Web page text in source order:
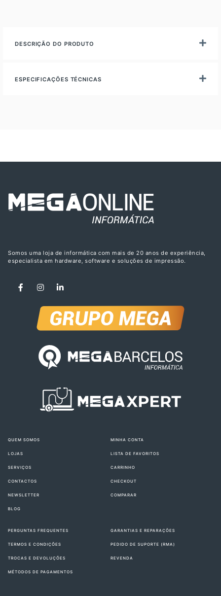
DESCRIÇÃO DO PRODUTO
ESPECIFICAÇÕES TÉCNICAS
Somos uma loja de informática com mais de 20 anos de experiência,
especialista em hardware, software e soluções de impressão.
QUEM SOMOS
LOJAS
SERVIÇOS
CONTACTOS
NEWSLETTER
BLOG
MINHA CONTA
LISTA DE FAVORITOS
CARRINHO
CHECKOUT
COMPARAR
PERGUNTAS FREQUENTES
TERMOS E CONDIÇÕES
TROCAS E DEVOLUÇÕES
MÉTODOS DE PAGAMENTOS
GARANTIAS E REPARAÇÕES
PEDIDO DE SUPORTE (RMA)
REVENDA